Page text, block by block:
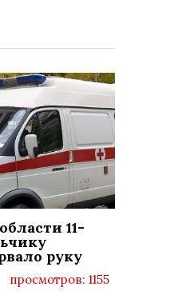
11-
руку
просмотров: 1155